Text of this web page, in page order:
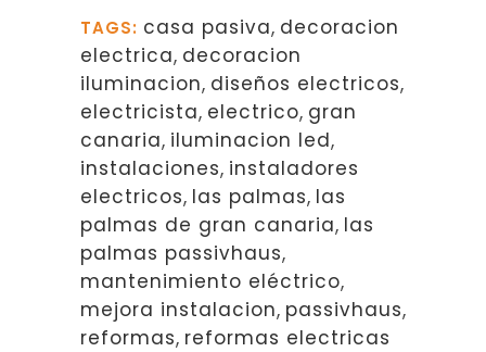
TAGS: casa pasiva, decoracion
electrica, decoracion
iluminacion, diseños electricos,
electricista, electrico, gran
canaria, iluminacion led,
instalaciones, instaladores
electricos, las palmas, las
palmas de gran canaria, las
palmas passivhaus,
mantenimiento eléctrico,
mejora instalacion, passivhaus,
reformas, reformas electricas